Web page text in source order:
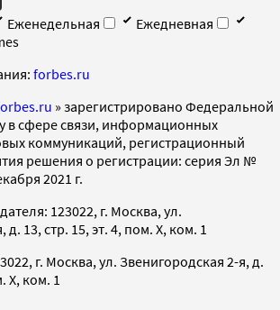
Еженедельная
Ежедневная
forbes.ru
» зарегистрировано Федеральной
в сфере связи, информационных
коммуникаций, регистрационный
решения о регистрации: серия Эл №
2021 г.
123022, г. Москва, ул.
13, стр. 15, эт. 4, пом. X, ком. 1
г. Москва, ул. Звенигородская 2-я, д.
X, ком. 1